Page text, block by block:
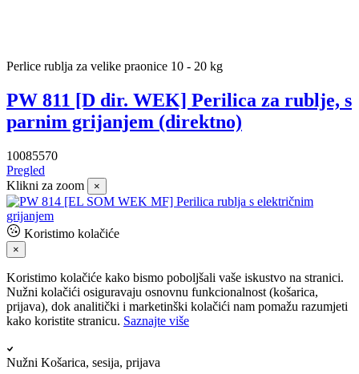
Perlice rublja za velike praonice 10 - 20 kg
PW 811 [D dir. WEK] Perilica za rublje, s
parnim grijanjem (direktno)
10085570
Pregled
Klikni za zoom
×
Koristimo kolačiće
×
Koristimo kolačiće kako bismo poboljšali vaše iskustvo na stranici.
Nužni kolačići osiguravaju osnovnu funkcionalnost (košarica,
prijava), dok analitički i marketinški kolačići nam pomažu razumjeti
kako koristite stranicu. Saznajte više
Nužni Košarica, sesija, prijava